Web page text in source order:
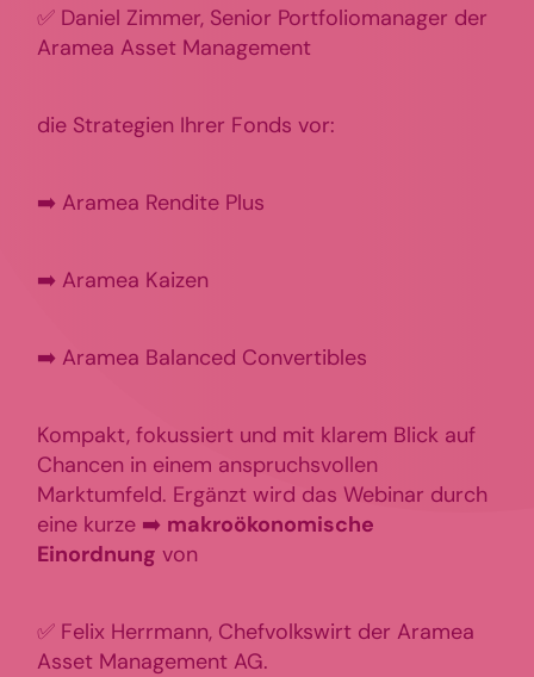
✅ Daniel Zimmer, Senior Portfoliomanager der
Aramea Asset Management
die Strategien Ihrer Fonds vor:
➡️ Aramea Rendite Plus
➡️ Aramea Kaizen
➡️ Aramea Balanced Convertibles
Kompakt, fokussiert und mit klarem Blick auf
Chancen in einem anspruchsvollen
Marktumfeld. Ergänzt wird das Webinar durch
eine kurze ➡️ makroökonomische
Einordnung von
✅ Felix Herrmann, Chefvolkswirt der Aramea
Asset Management AG.